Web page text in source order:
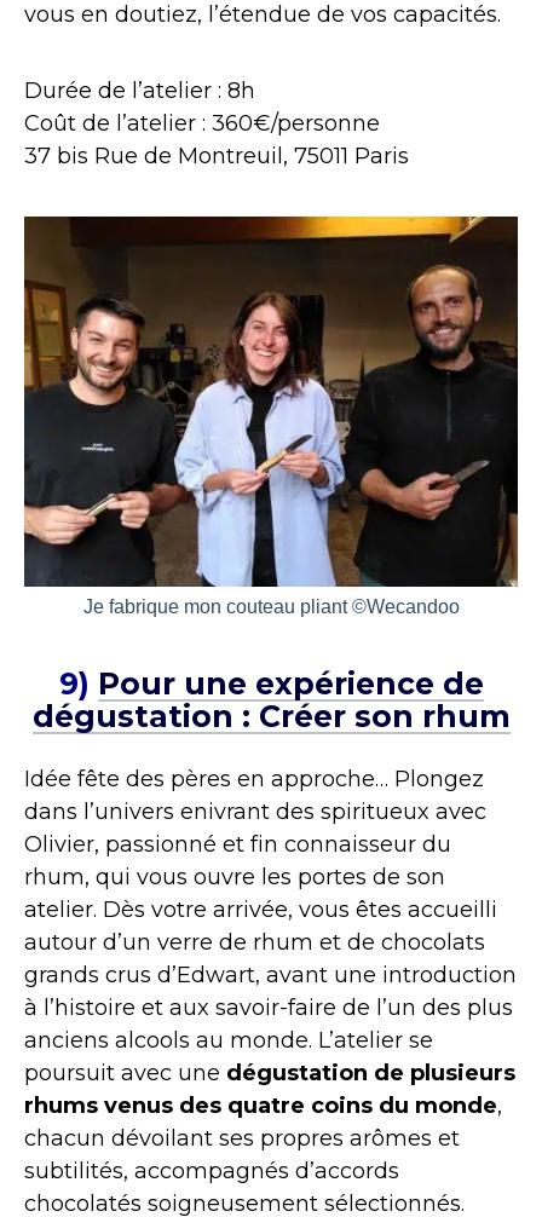
vous en doutiez, l’étendue de vos capacités.
Durée de l’atelier : 8h
Coût de l’atelier : 360€/personne
37 bis Rue de Montreuil, 75011 Paris
Je fabrique mon couteau pliant ©Wecandoo
9) Pour une expérience de
dégustation : Créer son rhum
Idée fête des pères en approche… Plongez
dans l’univers enivrant des spiritueux avec
Olivier, passionné et fin connaisseur du
rhum, qui vous ouvre les portes de son
atelier. Dès votre arrivée, vous êtes accueilli
autour d’un verre de rhum et de chocolats
grands crus d’Edwart, avant une introduction
à l’histoire et aux savoir-faire de l’un des plus
anciens alcools au monde. L’atelier se
poursuit avec une dégustation de plusieurs
rhums venus des quatre coins du monde,
chacun dévoilant ses propres arômes et
subtilités, accompagnés d’accords
chocolatés soigneusement sélectionnés.